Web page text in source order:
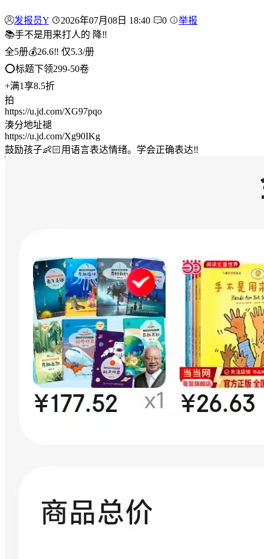
发报员Y 2026年07月08日 18:40 0
举报
📚手不是用来打人的 降‼
全5册💰26.6‼ 仅5.3/册
⭕标题下领299-50卷
+满1享8.5折
拍
https://u.jd.com/XG97pqo
湊分地址褪
https://u.jd.com/Xg90IKg
鼓励孩子👶🏻用语言表达情绪。学会正确表达‼️